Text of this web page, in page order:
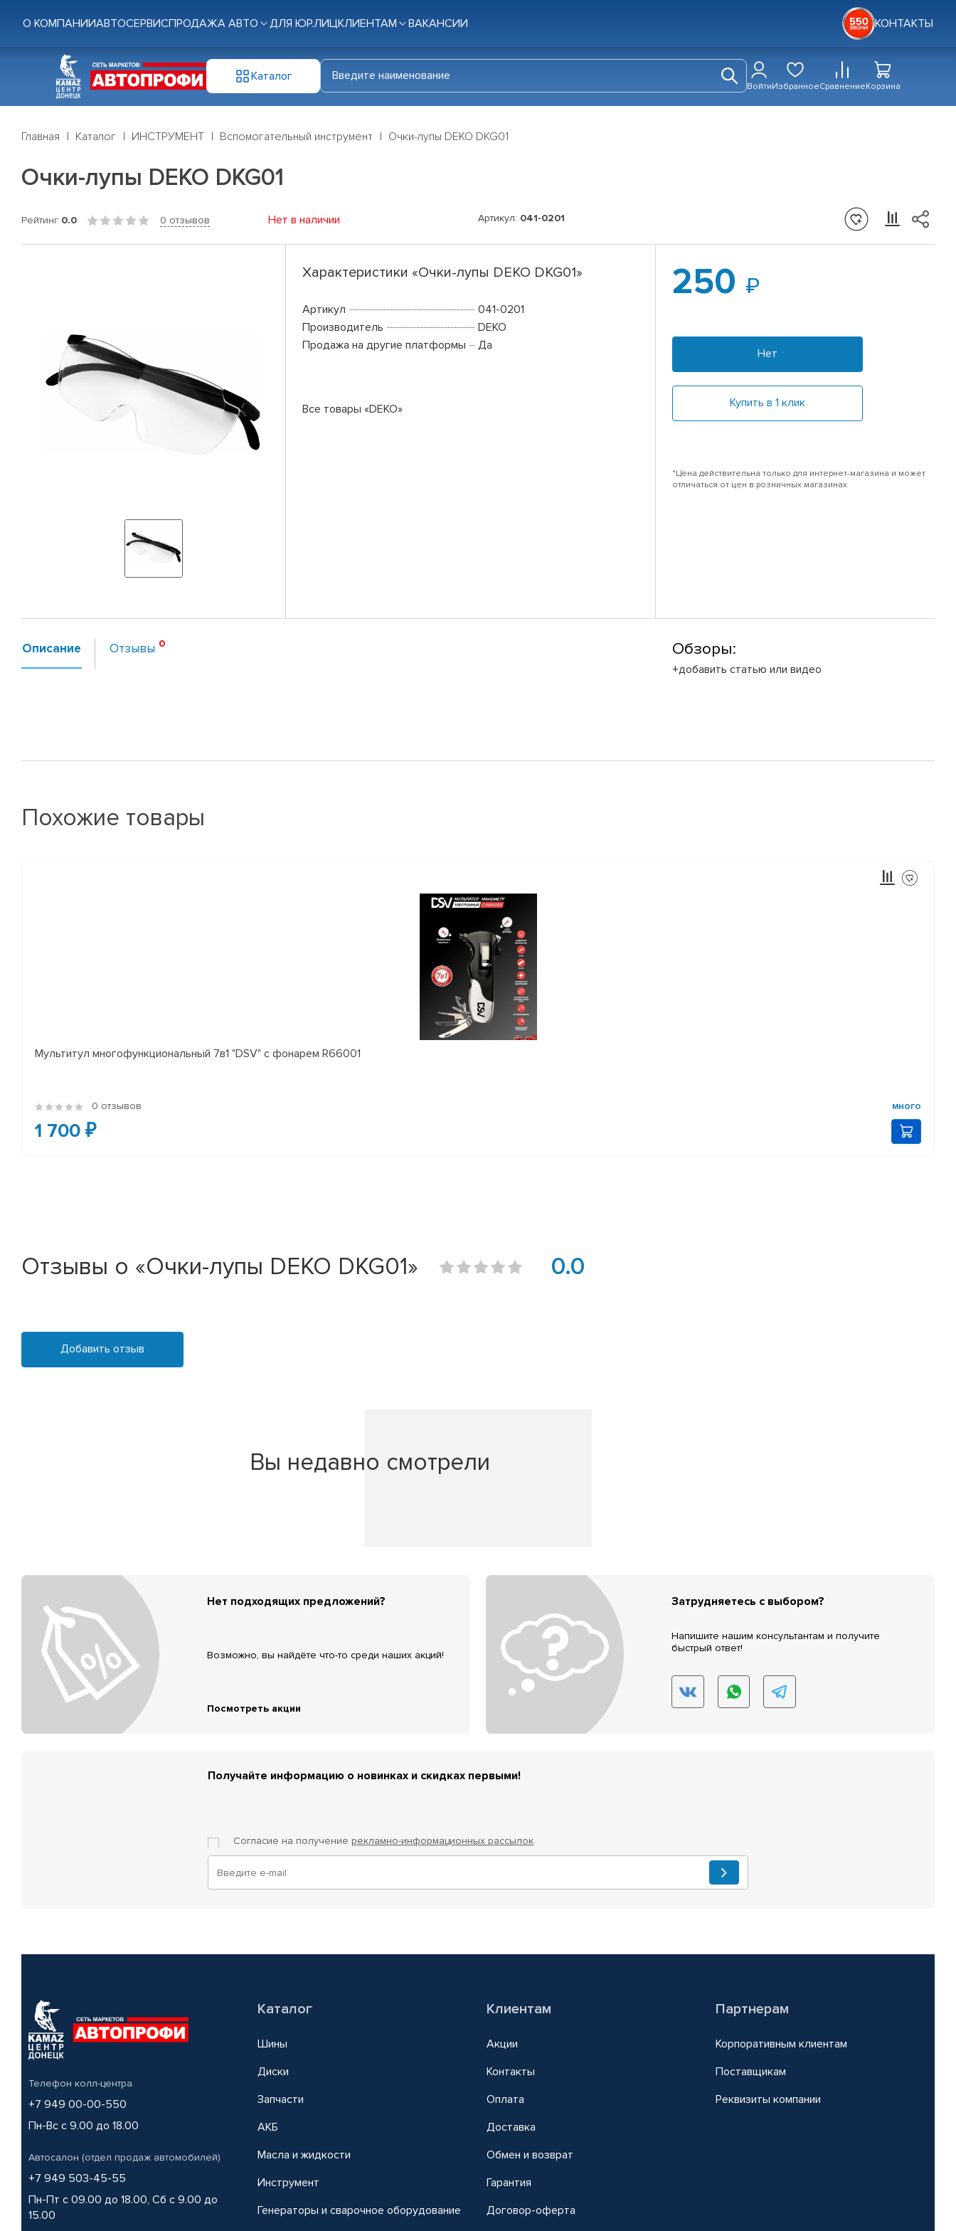
О КОМПАНИИАВТОСЕРВИСПРОДАЖА АВТО ДЛЯ ЮР.ЛИЦКЛИЕНТАМ ВАКАНСИИ КОНТАКТЫ
Каталог
ВойтиИзбранноеСравнениеКорзина
Главная Каталог ИНСТРУМЕНТ Вспомогательный инструмент Очки-лупы DEKO DKG01
Очки-лупы DEKO DKG01
Рейтинг 0.0 0 отзывов Нет в наличии Артикул: 041-0201
Характеристики «Очки-лупы DEKO DKG01»
Артикул
041-0201
Производитель
DEKO
Продажа на другие платформы
Да
Все товары «DEKO»
250
Нет
Купить в 1 клик
*Цена действительна только для интернет-магазина и может
отличаться от цен в розничных магазинах
Описание Отзывы Обзоры:
+добавить статью или видео
Похожие товары
Мультитул многофункциональный 7в1 "DSV" с фонарем R66001
0 отзывов много
1 700 ₽
Отзывы о «Очки-лупы DEKO DKG01» 0.0
Добавить отзыв
Вы недавно смотрели
Нет подходящих предложений?
Возможно, вы найдёте что-то среди наших акций!
Посмотреть акции
Затрудняетесь с выбором?
Напишите нашим консультантам и получите
быстрый ответ!
Получайте информацию о новинках и скидках первыми!
Согласие на получение рекламно-информационных рассылок
Телефон колл-центра
+7 949 00-00-550
Пн-Вс с 9.00 до 18.00
Автосалон (отдел продаж автомобилей)
+7 949 503-45-55
Пн-Пт с 09.00 до 18.00, Сб с 9.00 до
15.00
Каталог
Шины
Диски
Запчасти
АКБ
Масла и жидкости
Инструмент
Генераторы и сварочное оборудование
Клиентам
Акции
Контакты
Оплата
Доставка
Обмен и возврат
Гарантия
Договор-оферта
Партнерам
Корпоративным клиентам
Поставщикам
Реквизиты компании